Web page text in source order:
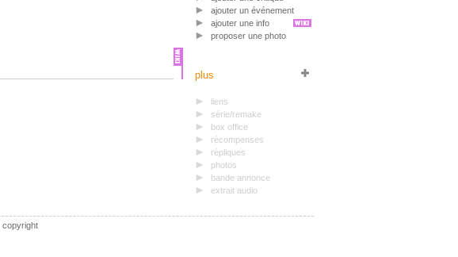
ajouter un événement
ajouter une info
proposer une photo
plus
liens
série/remake
box office
récompenses
répliques
photos
bande annonce
extrait audio
copyright